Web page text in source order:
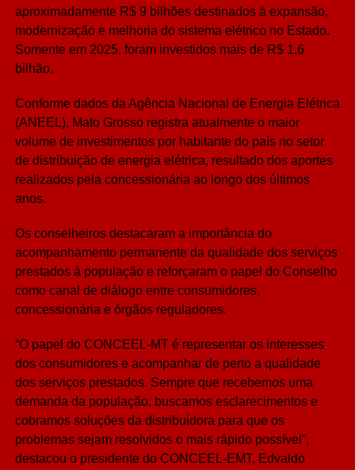
aproximadamente R$ 9 bilhões destinados à expansão,
modernização e melhoria do sistema elétrico no Estado.
Somente em 2025, foram investidos mais de R$ 1,6
bilhão.
Conforme dados da Agência Nacional de Energia Elétrica
(ANEEL), Mato Grosso registra atualmente o maior
volume de investimentos por habitante do país no setor
de distribuição de energia elétrica, resultado dos aportes
realizados pela concessionária ao longo dos últimos
anos.
Os conselheiros destacaram a importância do
acompanhamento permanente da qualidade dos serviços
prestados à população e reforçaram o papel do Conselho
como canal de diálogo entre consumidores,
concessionária e órgãos reguladores.
“O papel do CONCEEL-MT é representar os interesses
dos consumidores e acompanhar de perto a qualidade
dos serviços prestados. Sempre que recebemos uma
demanda da população, buscamos esclarecimentos e
cobramos soluções da distribuidora para que os
problemas sejam resolvidos o mais rápido possível”,
destacou o presidente do CONCEEL-EMT, Edvaldo